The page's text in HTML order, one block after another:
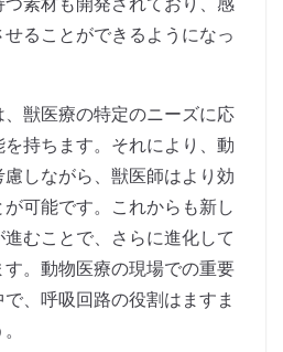
ることができるようになっ
獣医療の特定のニーズに応
持ちます。それにより、動
しながら、獣医師はより効
可能です。これからも新し
むことで、さらに進化して
。動物医療の現場での重要
、呼吸回路の役割はますま